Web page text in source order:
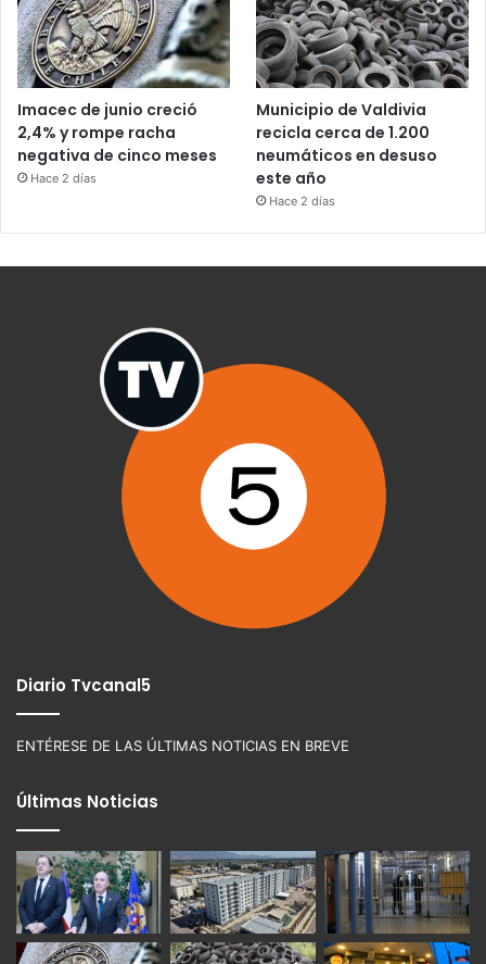
Imacec de junio creció
2,4% y rompe racha
negativa de cinco meses
Hace 2 días
Municipio de Valdivia
recicla cerca de 1.200
neumáticos en desuso
este año
Hace 2 días
Diario Tvcanal5
ENTÉRESE DE LAS ÚLTIMAS NOTICIAS EN BREVE
Últimas Noticias